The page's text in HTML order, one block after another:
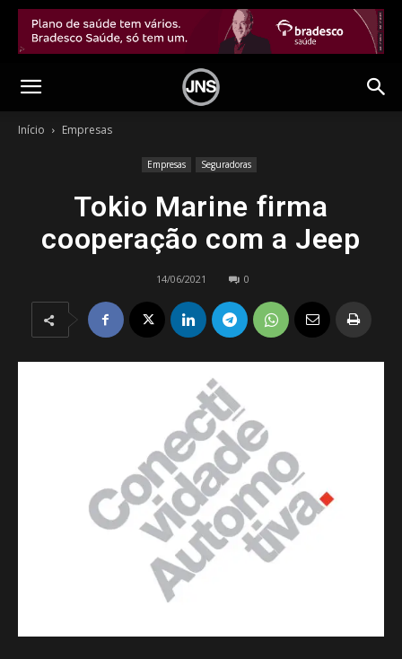
Início Empresas
Empresas Seguradoras
Tokio Marine firma
cooperação com a Jeep
14/06/2021 0